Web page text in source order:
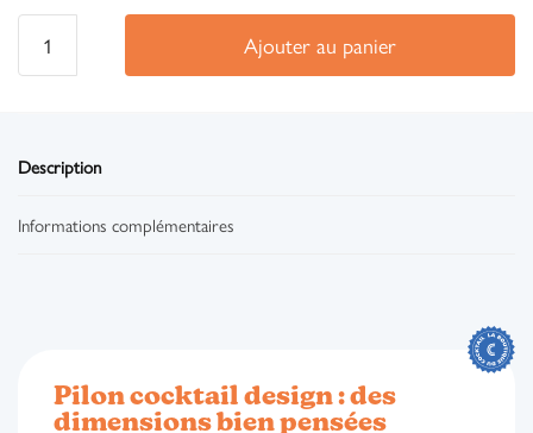
Ajouter au panier
Description
Informations complémentaires
Pilon cocktail design : des
dimensions bien pensées